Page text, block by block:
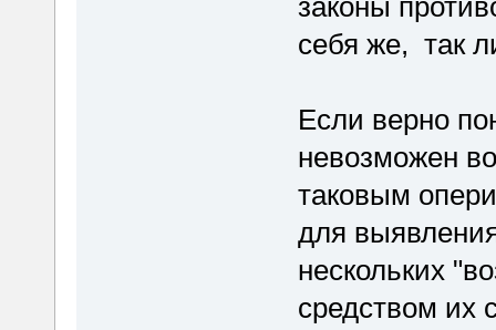
законы
себя же, так
Если верно
невозможен
таковым
для
нескольких
средством их